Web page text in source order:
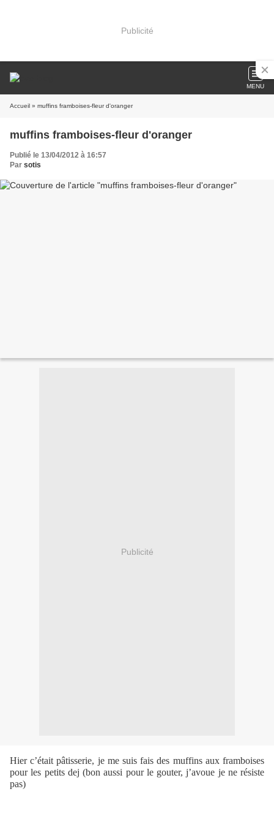
Publicité
MENU
Accueil » muffins framboises-fleur d'oranger
muffins framboises-fleur d'oranger
Publié le 13/04/2012 à 16:57
Par sotis
Publicité
Hier c’était pâtisserie, je me suis fais des muffins aux framboises
pour les petits dej (bon aussi pour le gouter, j’avoue je ne résiste
pas)